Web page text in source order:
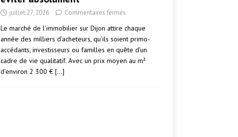
juillet 27, 2026 Commentaires fermés
Le marché de l’immobilier sur Dijon attire chaque
année des milliers d’acheteurs, qu’ils soient primo-
accédants, investisseurs ou familles en quête d’un
cadre de vie qualitatif. Avec un prix moyen au m²
d’environ 2 300 € […]